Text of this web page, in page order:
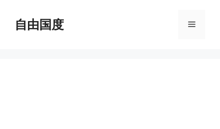
自由国度 菜